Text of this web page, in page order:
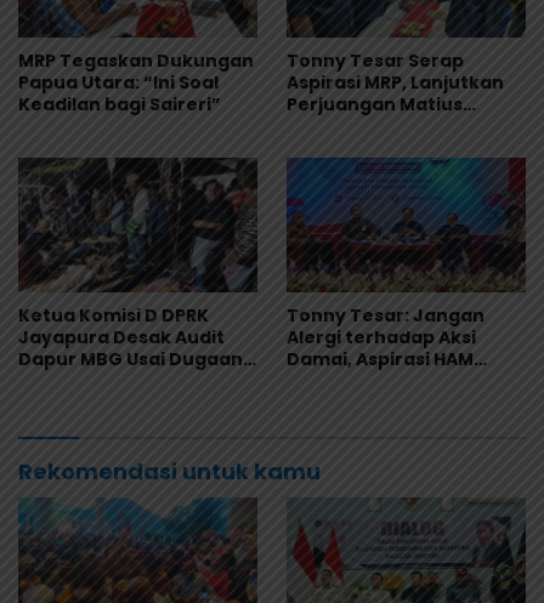
MRP Tegaskan Dukungan
Papua Utara: “Ini Soal
Keadilan bagi Saireri”
Tonny Tesar Serap
Aspirasi MRP, Lanjutkan
Perjuangan Matius
Masyarakat Adat
Ketua Komisi D DPRK
Jayapura Desak Audit
Dapur MBG Usai Dugaan
Tonny Tesar: Jangan
Alergi terhadap Aksi
Damai, Aspirasi HAM
Rekomendasi untuk kamu